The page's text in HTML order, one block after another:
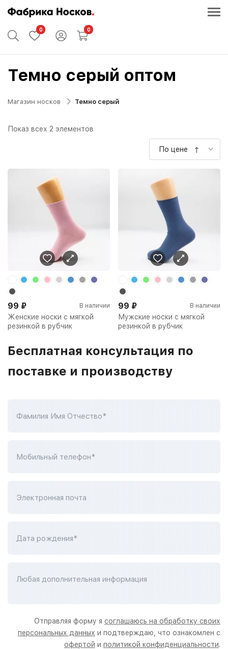
0 0
Темно серый оптом
Магазин носков Темно серый
Показ всех 2 элементов
По цене ↑
Женские носки с мягкой
резинкой в рубчик
99 ₽ В наличии
Мужские носки с мягкой
резинкой в рубчик
99 ₽ В наличии
Бесплатная консультация по
поставке и производству
Фамилия Имя Отчество*
Мобильный телефон*
Электронная почта
Дата рождения*
Любая дополнительная информация
Отправляя форму я соглашаюсь на обработку своих
персональных данных и подтверждаю, что ознакомлен с
офертой и политикой конфиденциальности.